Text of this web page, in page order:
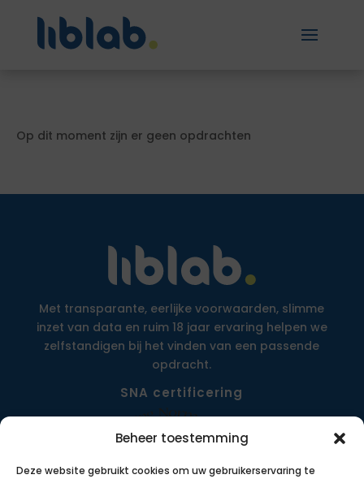
Beheer toestemming
Deze website gebruikt cookies om uw gebruikerservaring te
Op dit moment zijn er geen opdrachten
Met transparante, eerlijke voorwaarden, slimme
inzet van data en ruim 18 jaar ervaring helpen we
zelfstandigen bij het vinden van een passende
opdracht.
SNA certificering